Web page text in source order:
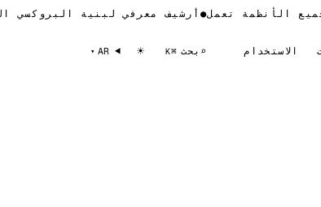
●جميع الأنظمة تعمل●أرشيف معرفي لبنية
الاستخدام ⌕ بحث ⌘K
☀
AR